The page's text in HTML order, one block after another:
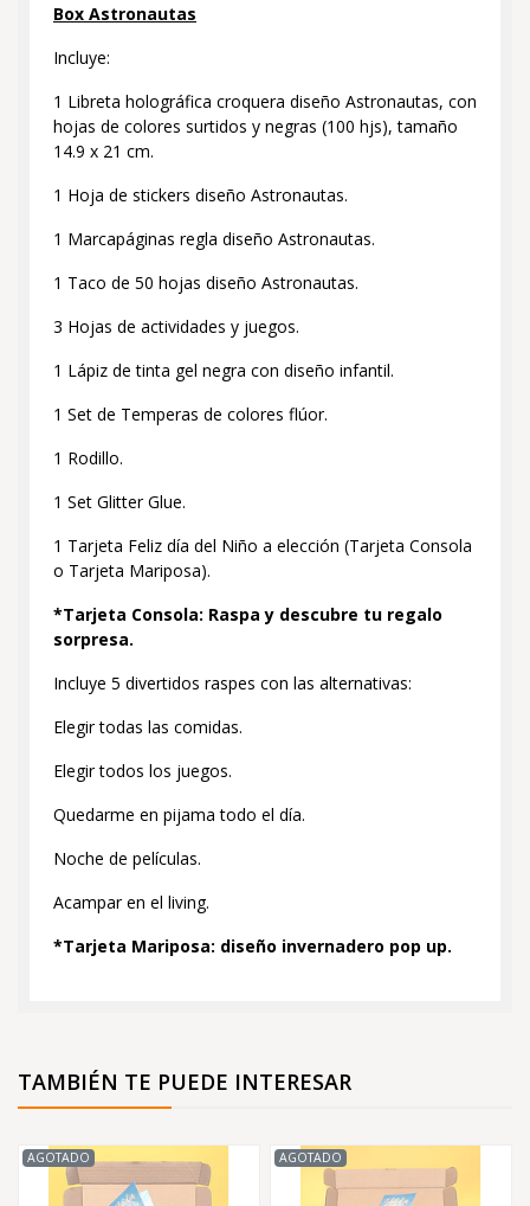
Box Astronautas
Incluye:
1 Libreta holográfica croquera diseño Astronautas, con
hojas de colores surtidos y negras (100 hjs), tamaño
14.9 x 21 cm.
1 Hoja de stickers diseño Astronautas.
1 Marcapáginas regla diseño Astronautas.
1 Taco de 50 hojas diseño Astronautas.
3 Hojas de actividades y juegos.
1 Lápiz de tinta gel negra con diseño infantil.
1 Set de Temperas de colores flúor.
1 Rodillo.
1 Set Glitter Glue.
1 Tarjeta Feliz día del Niño a elección (Tarjeta Consola
o Tarjeta Mariposa).
*Tarjeta Consola: Raspa y descubre tu regalo
sorpresa.
Incluye 5 divertidos raspes con las alternativas:
Elegir todas las comidas.
Elegir todos los juegos.
Quedarme en pijama todo el día.
Noche de películas.
Acampar en el living.
*Tarjeta Mariposa: diseño invernadero pop up.
TAMBIÉN TE PUEDE INTERESAR
AGOTADO AGOTADO